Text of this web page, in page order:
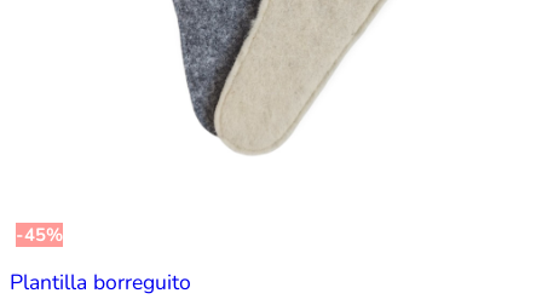
-45%
Plantilla borreguito